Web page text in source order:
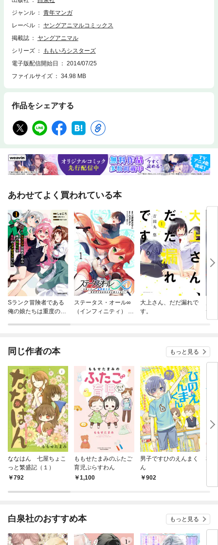
ジャンル
青年マンガ
レーベル
ヤングアニマルコミックス
掲載誌
ヤングアニマル
シリーズ
ももいろシスターズ
電子版配信開始日
2014/07/25
ファイルサイズ
34.98 MB
作品をシェアする
あわせてよく買われている本
Sランク冒険者である
俺の娘たちは重度のフ
ステータス・オール∞
（インフィニティ） ∞
大上さん、だだ漏れで
す。
サキ
同じ作者の本 もっと見る
ななはん 七屋ちょこ
っと繁盛記（１）
792
ももせたまみのふたご
育児ぷらすわん
1,100
男子ですひのえんまく
ん
902
私
白泉社のおすすめ本 もっと見る